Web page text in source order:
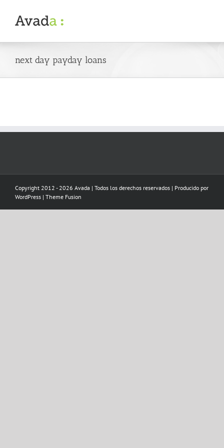
content
next day payday loans
Copyright 2012 - 2026 Avada | Todos los derechos reservados | Producido por
WordPress | Theme Fusion